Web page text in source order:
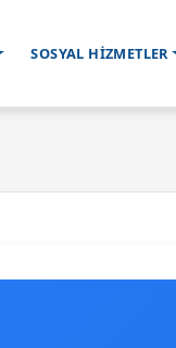
SOSYAL HİZMETLER